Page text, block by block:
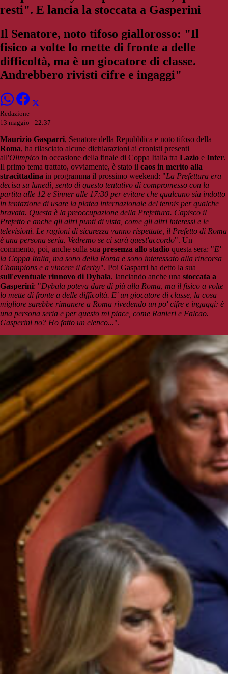
resti". E lancia la stoccata a Gasperini
Il Senatore, noto tifoso giallorosso: "Il
fisico a volte lo mette di fronte a delle
difficoltà, ma è un giocatore di classe.
Andrebbero rivisti cifre e ingaggi"
Redazione
13 maggio - 22:37
Maurizio Gasparri, Senatore della Repubblica e noto tifoso della
Roma, ha rilasciato alcune dichiarazioni ai cronisti presenti
all'Olimpico in occasione della finale di Coppa Italia tra Lazio e Inter.
Il primo tema trattato, ovviamente, è stato il caos in merito alla
stracittadina in programma il prossimo weekend: "La Prefettura era
decisa su lunedì, sento di questo tentativo di compromesso con la
partita alle 12 e Sinner alle 17:30 per evitare che qualcuno sia indotto
in tentazione di usare la platea internazionale del tennis per qualche
bravata. Questa è la preoccupazione della Prefettura. Capisco il
Prefetto e anche gli altri punti di vista, come gli altri interessi e le
televisioni. Le ragioni di sicurezza vanno rispettate, il Prefetto di Roma
è una persona seria. Vedremo se ci sarà quest'accordo". Un
commento, poi, anche sulla sua presenza allo stadio questa sera: "E'
la Coppa Italia, ma sono della Roma e sono interessato alla rincorsa
Champions e a vincere il derby". Poi Gasparri ha detto la sua
sull'eventuale rinnovo di Dybala, lanciando anche una stoccata a
Gasperini: "Dybala poteva dare di più alla Roma, ma il fisico a volte
lo mette di fronte a delle difficoltà. E' un giocatore di classe, la cosa
migliore sarebbe rimanere a Roma rivedendo un po' cifre e ingaggi: è
una persona seria e per questo mi piace, come Ranieri e Falcao.
Gasperini no? Ho fatto un elenco...".